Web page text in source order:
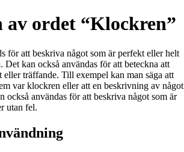
av ordet “Klockren”
för att beskriva något som är perfekt eller helt
Det kan också användas för att beteckna att
träffande. Till exempel kan man säga att
var klockren eller att en beskrivning av något
också användas för att beskriva något som är
utan fel.